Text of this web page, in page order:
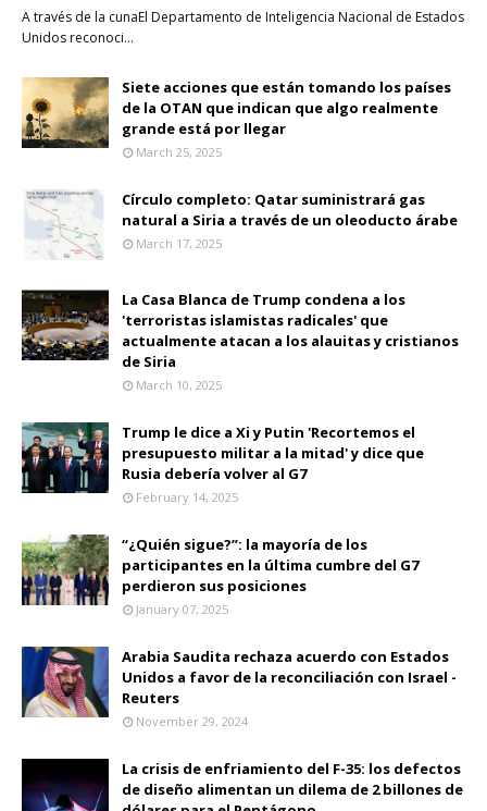
A través de la cunaEl Departamento de Inteligencia Nacional de Estados
Unidos reconoci…
Siete acciones que están tomando los países
de la OTAN que indican que algo realmente
grande está por llegar
March 25, 2025
Círculo completo: Qatar suministrará gas
natural a Siria a través de un oleoducto árabe
March 17, 2025
La Casa Blanca de Trump condena a los
'terroristas islamistas radicales' que
actualmente atacan a los alauitas y cristianos
de Siria
March 10, 2025
Trump le dice a Xi y Putin 'Recortemos el
presupuesto militar a la mitad' y dice que
Rusia debería volver al G7
February 14, 2025
“¿Quién sigue?”: la mayoría de los
participantes en la última cumbre del G7
perdieron sus posiciones
January 07, 2025
Arabia Saudita rechaza acuerdo con Estados
Unidos a favor de la reconciliación con Israel -
Reuters
November 29, 2024
La crisis de enfriamiento del F-35: los defectos
de diseño alimentan un dilema de 2 billones de